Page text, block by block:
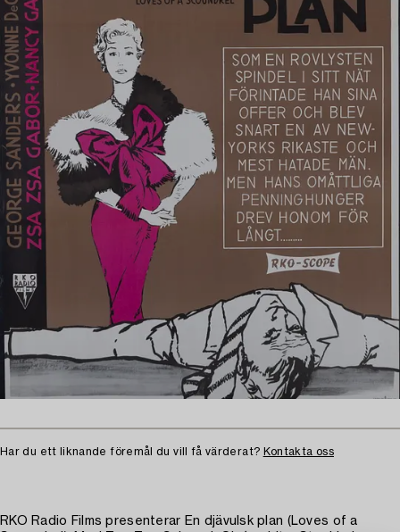
Har du ett liknande föremål du vill få värderat? Kontakta oss
RKO Radio Films presenterar En djävulsk plan (Loves of a